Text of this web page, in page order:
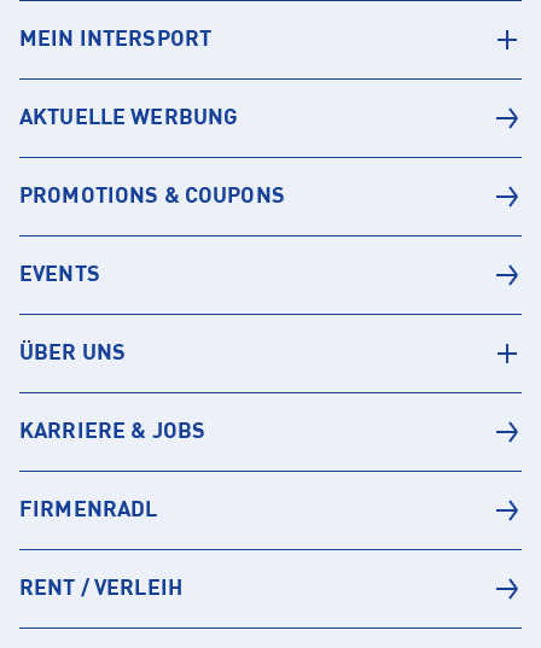
MEIN INTERSPORT
AKTUELLE WERBUNG
PROMOTIONS & COUPONS
EVENTS
ÜBER UNS
KARRIERE & JOBS
FIRMENRADL
RENT / VERLEIH